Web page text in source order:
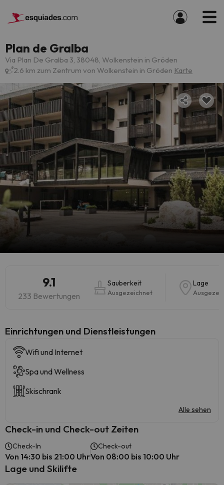
Plan de Gralba
Via Plan De Gralba 3, 38048, Wolkenstein in Gröden
2.6 km zum Zentrum von Wolkenstein in Gröden Karte
9.1
233 Bewertungen
Sauberkeit
Ausgezeichnet
Lage
​Einrichtungen und Dienstleistungen
Wifi und Internet
Spa und Wellness
Skischrank
Alle sehen
Check-in und Check-out Zeiten
Check-In
Von 14:30 bis 21:00 Uhr
Check-out
Von 08:00 bis 10:00 Uhr
Lage und Skilifte